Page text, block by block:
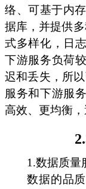
络、可基于内
据库，并提供
式多样化，日
下游服务负荷
迟和丢失，所
服务和下游服
高效、更均衡，
1.数据质量
数据的品